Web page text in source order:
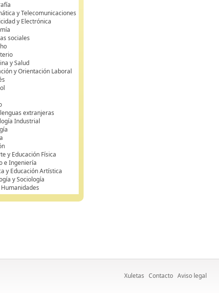
y Telecomunicaciones
y Electrónica
sociales
y Salud
y Orientación Laboral
extranjeras
Industrial
y Educación Física
e Ingeniería
y Educación Artística
y Sociología
Xuletas Contacto Aviso legal